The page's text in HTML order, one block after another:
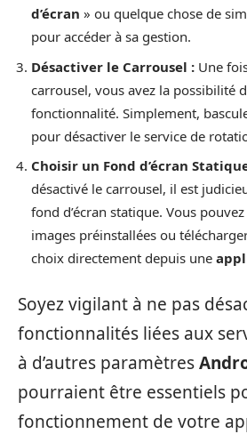
d’écran » ou quelque chose de
pour accéder à sa gestion.
Désactiver le Carrousel : Une
carrousel, vous avez la possibilité
fonctionnalité. Simplement,
pour désactiver le service de
Choisir un Fond d’écran
désactivé le carrousel, il est
fond d’écran statique. Vous
images préinstallées ou
choix directement depuis une
Soyez vigilant à ne pas
fonctionnalités liées aux
à d’autres paramètres
pourraient être essentiels
fonctionnement de votre